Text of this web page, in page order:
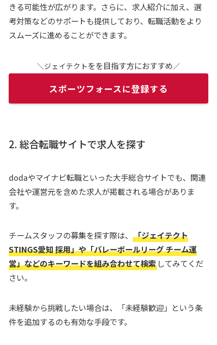
きる可能性が広がります。さらに、求人紹介に加え、選
考対策などのサポートも提供しており、転職活動をより
スムーズに進めることができます。
＼ジェイテクトをを目指す方におすすめ／
スポーツフォースに登録する
2. 総合転職サイトで求人を探す
dodaやマイナビ転職といった大手総合サイトでも、関連
会社や運営元を含めた求人が掲載される場合がありま
す。
チームスタッフの募集を探す際は、 「ジェイテクト
STINGS愛知 採用」や「バレーボールリーグ チーム運
営」などのキーワードを組み合わせて検索してみてくだ
さい。
未経験から挑戦したい場合は、「未経験歓迎」という条
件を追加するのも有効な手段です。